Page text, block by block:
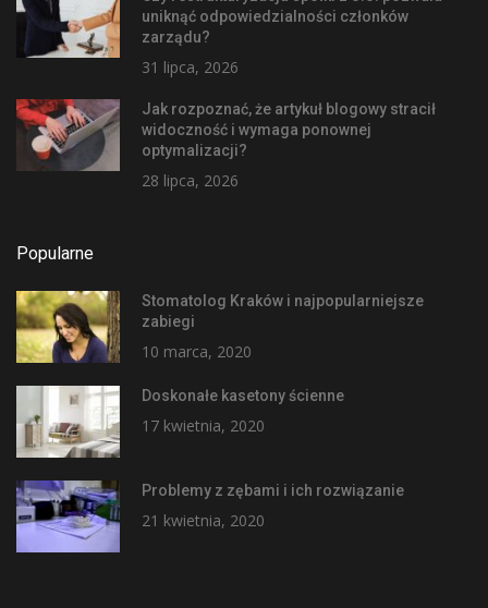
uniknąć odpowiedzialności członków
zarządu?
31 lipca, 2026
Jak rozpoznać, że artykuł blogowy stracił
widoczność i wymaga ponownej
optymalizacji?
28 lipca, 2026
Popularne
Stomatolog Kraków i najpopularniejsze
zabiegi
10 marca, 2020
Doskonałe kasetony ścienne
17 kwietnia, 2020
Problemy z zębami i ich rozwiązanie
21 kwietnia, 2020